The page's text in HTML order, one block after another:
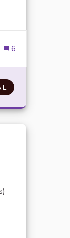
À
6
CRÉATION DE